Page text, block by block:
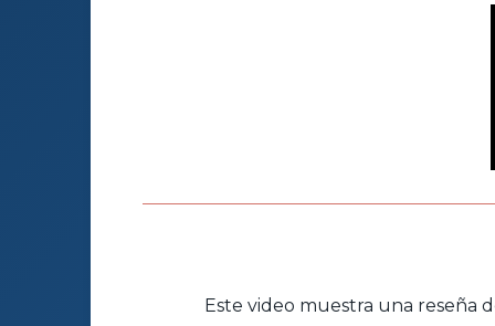
Este video muestra una reseña